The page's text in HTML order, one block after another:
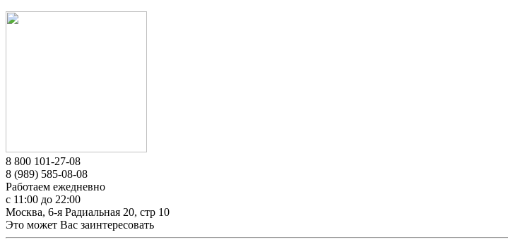
8 800 101-27-08
8 (989) 585-08-08
Работаем ежедневно
с 11:00 до 22:00
Москва, 6-я Радиальная 20, стр 10
Это может Вас заинтересовать